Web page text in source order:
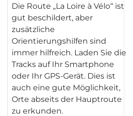
Die Route „La Loire à Vélo“ ist
gut beschildert, aber
zusätzliche
Orientierungshilfen sind
immer hilfreich. Laden Sie die
Tracks auf Ihr Smartphone
oder Ihr GPS-Gerät. Dies ist
auch eine gute Möglichkeit,
Orte abseits der Hauptroute
zu erkunden.